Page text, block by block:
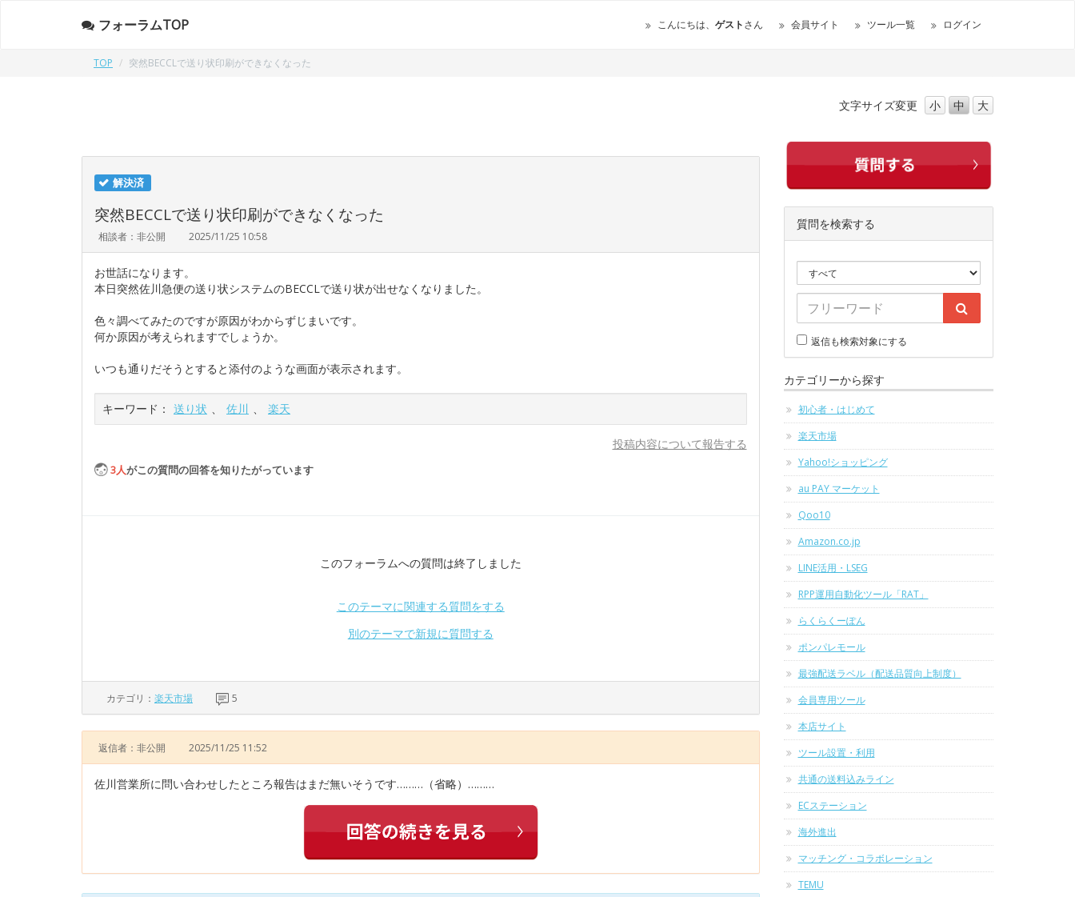
フォーラムTOP こんにちは、 ゲストさん 会員サイト ツール一覧 ログイン
TOP 突然BECCLで送り状印刷ができなくなった
文字サイズ変更 小 中 大
解決済
突然BECCLで送り状印刷ができなくなった
相談者：非公開 2025/11/25 10:58
お世話になります。
本日突然佐川急便の送り状システムのBECCLで送り状が出せなくなりました。
色々調べてみたのですが原因がわからずじまいです。
何か原因が考えられますでしょうか。
いつも通りだそうとすると添付のような画面が表示されます。
キーワード： 送り状 、 佐川 、 楽天
投稿内容について報告する
3人がこの質問の回答を知りたがっています
このフォーラムへの質問は終了しました
このテーマに関連する質問をする
別のテーマで新規に質問する
カテゴリ： 楽天市場 5
返信者：非公開 2025/11/25 11:52
佐川営業所に問い合わせしたところ報告はまだ無いそうです………（省略）………
質問を検索する
返信も検索対象にする
カテゴリーから探す
初心者・はじめて
楽天市場
Yahoo!ショッピング
au PAY マーケット
Qoo10
Amazon.co.jp
LINE活用・LSEG
RPP運用自動化ツール「RAT」
らくらくーぽん
ポンパレモール
最強配送ラベル（配送品質向上制度）
会員専用ツール
本店サイト
ツール設置・利用
共通の送料込みライン
ECステーション
海外進出
マッチング・コラボレーション
TEMU